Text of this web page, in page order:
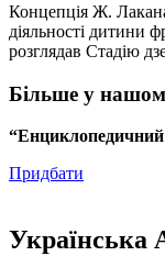
Концепція Ж.
діяльності дитини
розглядав Стадію
Більше у
“Енциклопедичний
Придбати
Українська